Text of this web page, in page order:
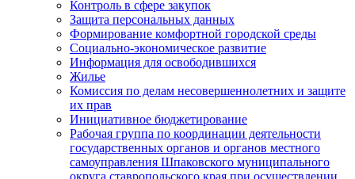
Контроль в сфере закупок
Защита персональных данных
Формирование комфортной городской среды
Социально-экономическое развитие
Информация для освободившихся
Жилье
Комиссия по делам несовершеннолетних и защите
их прав
Инициативное бюджетирование
Рабочая группа по координации деятельности
государственных органов и органов местного
самоуправления Шпаковского муниципального